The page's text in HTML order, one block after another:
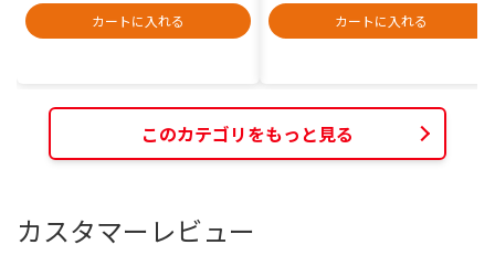
カートに入れる
カートに入れる
このカテゴリをもっと見る
カスタマーレビュー